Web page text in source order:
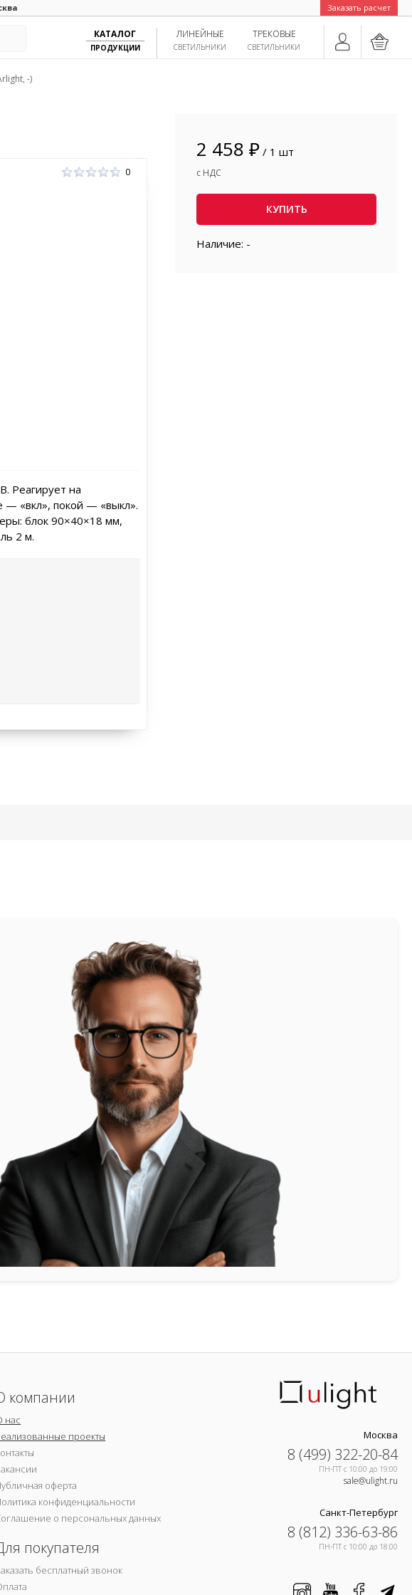
Заказать расчет
ТРЕКОВЫЕ
СВЕТИЛЬНИКИ
ЛИНЕЙНЫЕ
СВЕТИЛЬНИКИ
КАТАЛОГ
ПРОДУКЦИИ
-)
0
Реагирует на
«вкл», покой — «выкл».
блок 90×40×18 мм,
2 м.
2 458 ₽ / 1 шт
с НДС
КУПИТЬ
Наличие: -
компании
нас
проекты
оферта
конфиденциальности
о персональных данных
покупателя
бесплатный звонок
Москва
8 (499) 322-20-84
ПН-ПТ c 10:00 до 19:00
sale@ulight.ru
Санкт-Петербург
8 (812) 336-63-86
ПН-ПТ c 10:00 до 18:00